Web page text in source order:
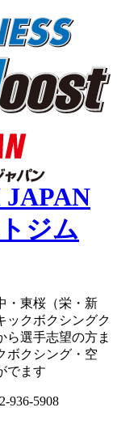
・東桜（栄・新
ックボクシングク
ら選手志望の方ま
ボクシング・空
でます